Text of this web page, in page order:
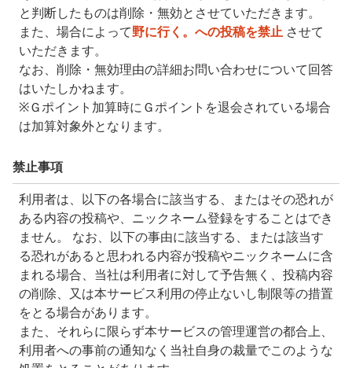
と判断したものは削除・無効とさせていただきます。
また、場合によって野に行く。への投稿を禁止 させて
いただきます。
なお、削除・無効理由の詳細お問い合わせについて回答
はいたしかねます。
※Ｇポイント加算時にＧポイントを退会されている場合
は加算対象外となります。
禁止事項
利用者は、以下の各場合に該当する、またはその恐れが
ある内容の投稿や、ニックネーム登録をすることはでき
ません。 なお、以下の事由に該当する、または該当す
る恐れがあると思われる内容が投稿やニックネームに含
まれる場合、当社は利用者に対して予告無く、投稿内容
の削除、又は本サービス利用の停止ないし制限等の措置
をとる場合があります。
また、それらに限らず本サービスの管理運営の都合上、
利用者への事前の通知なく当社自身の裁量でこのような